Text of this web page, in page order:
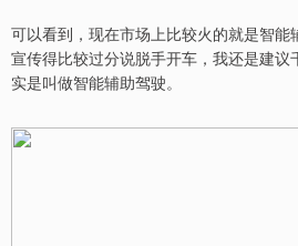
可以看到，现在市场上比较火的就是智能
宣传得比较过分说脱手开车，我还是建议
实是叫做智能辅助驾驶。